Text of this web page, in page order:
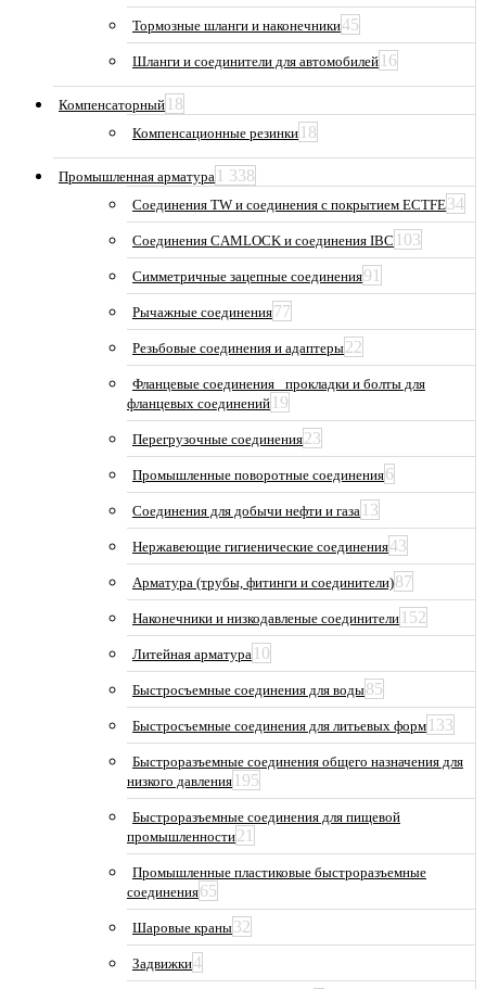
Тормозные шланги и наконечники45
Шланги и соединители для автомобилей 16
Компенсаторный 18
Компенсационные резинки 18
Промышленная арматура 1 338
Соединения TW и соединения с покрытием ECTFE34
Соединения CAMLOCK и соединения IBC 103
Симметричные зацепные соединения91
Рычажные соединения77
Резьбовые соединения и адаптеры22
Фланцевые соединения_ прокладки и болты для
фланцевых соединений 19
Перегрузочные соединения23
Промышленные поворотные соединения6
Соединения для добычи нефти и газа 13
Нержавеющие гигиенические соединения43
Арматура (трубы, фитинги и соединители)87
Наконечники и низкодавленые соединители 152
Литейная арматура 10
Быстросъемные соединения для воды85
Быстросъемные соединения для литьевых форм 133
Быстроразъемные соединения общего назначения для
низкого давления 195
Быстроразъемные соединения для пищевой
промышленности21
Промышленные пластиковые быстроразъемные
соединения65
Шаровые краны32
Задвижки4